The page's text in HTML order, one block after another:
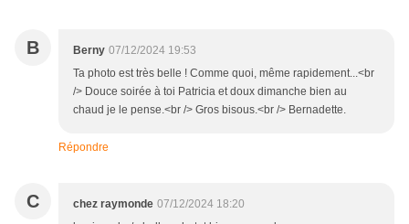
B Berny 07/12/2024 19:53
Ta photo est très belle ! Comme quoi, même rapidement...<br
/> Douce soirée à toi Patricia et doux dimanche bien au
chaud je le pense.<br /> Gros bisous.<br /> Bernadette.
Répondre
C chez raymonde 07/12/2024 18:20